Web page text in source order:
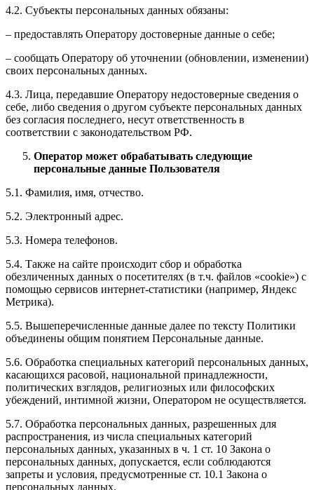
4.2. Субъекты персональных данных обязаны:
– предоставлять Оператору достоверные данные о себе;
– сообщать Оператору об уточнении (обновлении, изменении)
своих персональных данных.
4.3. Лица, передавшие Оператору недостоверные сведения о
себе, либо сведения о другом субъекте персональных данных
без согласия последнего, несут ответственность в
соответствии с законодательством РФ.
Оператор может обрабатывать следующие
персональные данные Пользователя
5.1. Фамилия, имя, отчество.
5.2. Электронный адрес.
5.3. Номера телефонов.
5.4. Также на сайте происходит сбор и обработка
обезличенных данных о посетителях (в т.ч. файлов «cookie») с
помощью сервисов интернет-статистики (например, Яндекс
Метрика).
5.5. Вышеперечисленные данные далее по тексту Политики
объединены общим понятием Персональные данные.
5.6. Обработка специальных категорий персональных данных,
касающихся расовой, национальной принадлежности,
политических взглядов, религиозных или философских
убеждений, интимной жизни, Оператором не осуществляется.
5.7. Обработка персональных данных, разрешенных для
распространения, из числа специальных категорий
персональных данных, указанных в ч. 1 ст. 10 Закона о
персональных данных, допускается, если соблюдаются
запреты и условия, предусмотренные ст. 10.1 Закона о
персональных данных.